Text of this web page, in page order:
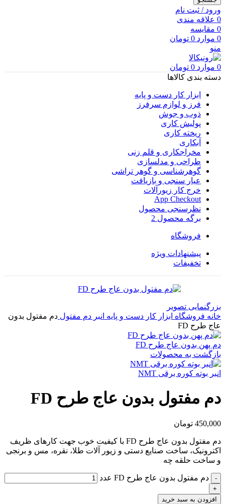
ورود / ثبت نام
0 علاقه مندی
0 مقایسه
0 موارد 0 تومان
منو
0 موارد 0 تومان
دسته بندی کالاها
ابزار کار دست و پایه
فرز و لوازم سرفرز
ذوب و جوش
پولیش کاری
ریخته کاری
آبکاری
مخراجکاری و قلم زنی
طراحی و مدلسازی
گوهرشناسی و گوهر تراشی
عیار سنجی و بازیافت
خرج کار زیورآلات
App Checkout
نظرسنجی محصول
برگه محصول 2
فروشگاه
پیشنهادات ویژه
تخفیفات
بزرگنمایی تصویر
خانه فروشگاه ابزار کار دست و پایه انبر دم مفتول دم مفتول بدون
عاج طرح FD
دم پهن بدون عاج طرح FD
بازگشت به محصولات
انبر بوته کوره برقی NMT
دم مفتول بدون عاج طرح FD
450,000 تومان
دم مفتول بدون عاج طرح FD با کیفیت خوب جهت کارهای ظریف
اکترونیک، ساخت صنایع دستی و زیور آلات طلا، نقره، مس و برنجی
و ساخت حلقه چه
دم مفتول بدون عاج طرح FD عدد
افزودن به سبد خرید